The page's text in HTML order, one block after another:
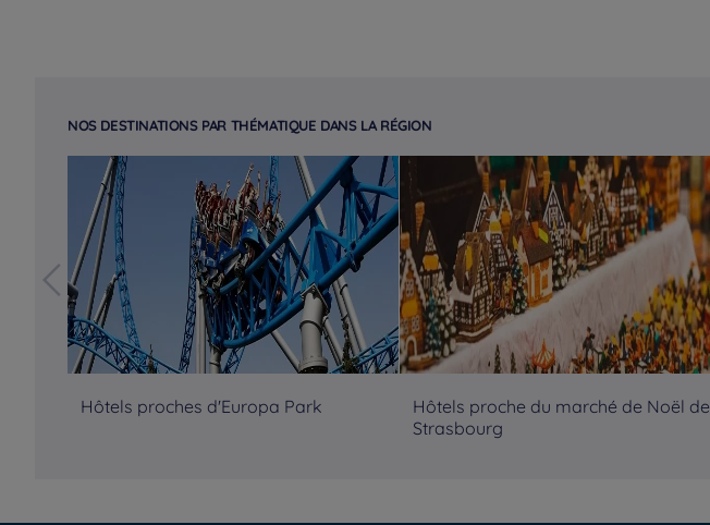
NOS DESTINATIONS PAR THÉMATIQUE DANS LA RÉGION
Hôtels proches d'Europa Park
Hôtels proche du marché de Noël de
Strasbourg